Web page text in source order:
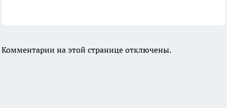
Комментарии на этой странице отключены.